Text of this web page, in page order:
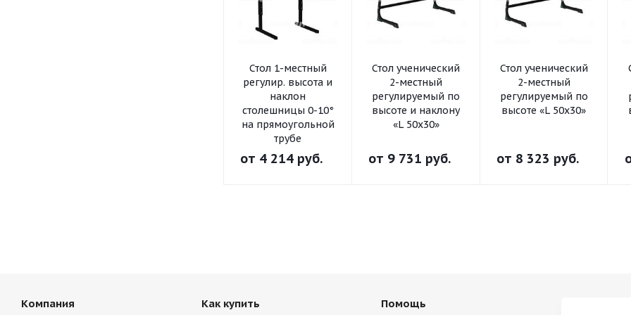
Стол 1-местный
регулир. высота и
наклон
столешницы 0-10°
на прямоугольной
трубе
от 4 214 руб.
Стол ученический
2-местный
регулируемый по
высоте и наклону
«L 50x30»
от 9 731 руб.
Стол ученический
2-местный
регулируемый по
высоте «L 50x30»
от 8 323 руб.
Компания Как купить Помощь